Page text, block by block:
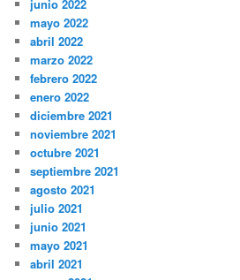
junio 2022
mayo 2022
abril 2022
marzo 2022
febrero 2022
enero 2022
diciembre 2021
noviembre 2021
octubre 2021
septiembre 2021
agosto 2021
julio 2021
junio 2021
mayo 2021
abril 2021